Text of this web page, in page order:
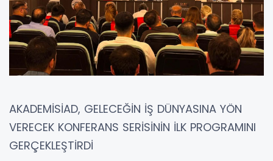
AKADEMİSİAD, GELECEĞİN İŞ DÜNYASINA YÖN
VERECEK KONFERANS SERİSİNİN İLK PROGRAMINI
GERÇEKLEŞTİRDİ